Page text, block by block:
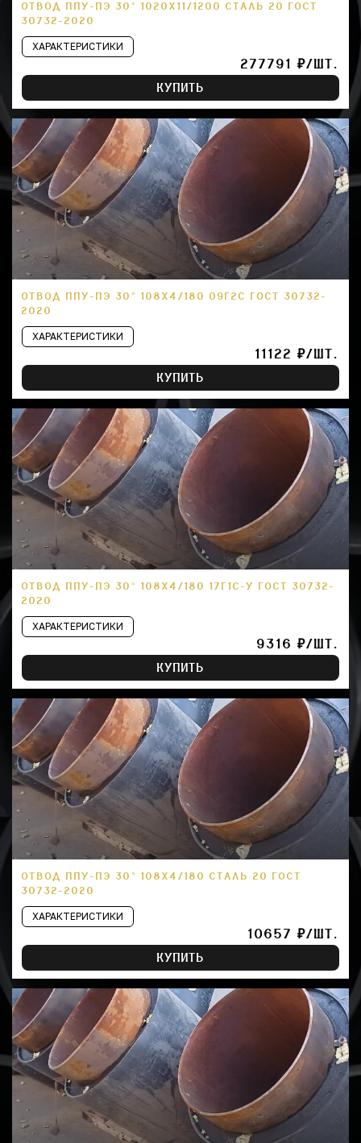
ОТВОД ППУ-ПЭ 30° 1020Х11/1200 СТАЛЬ 20 ГОСТ
30732-2020
ХАРАКТЕРИСТИКИ
277791 ₽/ШТ.
КУПИТЬ
ОТВОД ППУ-ПЭ 30° 108Х4/180 09Г2С ГОСТ 30732-
2020
ХАРАКТЕРИСТИКИ
11122 ₽/ШТ.
КУПИТЬ
ОТВОД ППУ-ПЭ 30° 108Х4/180 17Г1С-У ГОСТ 30732-
2020
ХАРАКТЕРИСТИКИ
9316 ₽/ШТ.
КУПИТЬ
ОТВОД ППУ-ПЭ 30° 108Х4/180 СТАЛЬ 20 ГОСТ
30732-2020
ХАРАКТЕРИСТИКИ
10657 ₽/ШТ.
КУПИТЬ